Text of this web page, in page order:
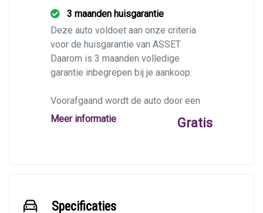
3 maanden huisgarantie
Deze auto voldoet aan onze criteria
voor de huisgarantie van ASSET.
Daarom is 3 maanden volledige
garantie inbegrepen bij je aankoop.
Voorafgaand wordt de auto door een
BOVAG-garage op 40 punten
gecontroleerd, en krijgt deze indien
Meer informatie Gratis
Specificaties